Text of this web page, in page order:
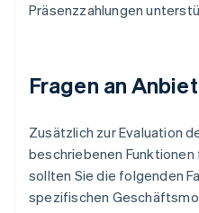
Präsenzzahlungen
Fragen an
Zusätzlich zur Evaluation
beschriebenen
sollten Sie die folgenden
spezifischen